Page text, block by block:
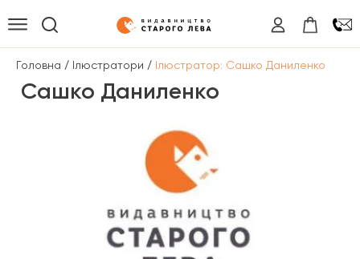
Головна / Ілюстратори / Ілюстратор: Сашко Даниленко
Сашко Даниленко